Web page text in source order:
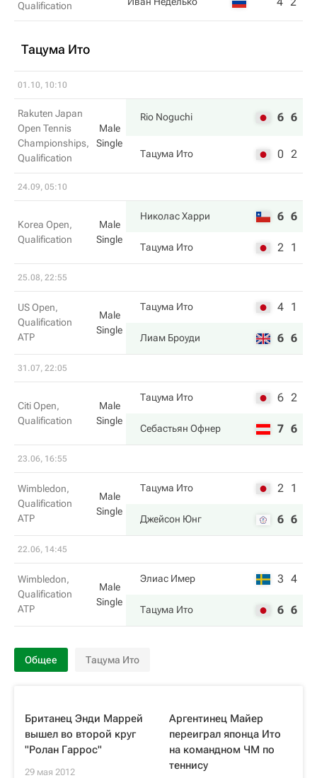
Qualification
Тацума Ито
01.10, 10:10
Rakuten Japan
Open Tennis
Championships,
Qualification
Male
Single
Rio Noguchi 6 6
Тацума Ито 0 2
24.09, 05:10
Korea Open,
Qualification
Male
Single
Николас Харри 6 6
Тацума Ито 2 1
25.08, 22:55
US Open,
Qualification
ATP
Male
Single
Тацума Ито 4 1
Лиам Броуди 6 6
31.07, 22:05
Citi Open,
Qualification
Male
Single
Тацума Ито 6 2
Себастьян Офнер 7 6
23.06, 16:55
Wimbledon,
Qualification
ATP
Male
Single
Тацума Ито 2 1
Джейсон Юнг 6 6
22.06, 14:45
Wimbledon,
Qualification
ATP
Male
Single
Элиас Имер 3 4
Тацума Ито 6 6
Общее Тацума Ито
Британец Энди Маррей
вышел во второй круг
"Ролан Гаррос"
29 мая 2012
Аргентинец Майер
переиграл японца Ито
на командном ЧМ по
теннису